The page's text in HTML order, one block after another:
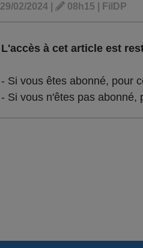
29/02/2024 | 08h15 | FilDP
L'accès à cet article est
- Si vous êtes abonné, pour
- Si vous n'êtes pas abonné,